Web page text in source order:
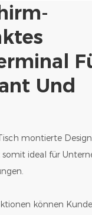
Und
montierte
somit ideal für
können